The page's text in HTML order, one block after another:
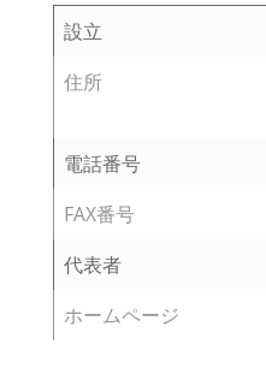
設立
住所
電話番号
FAX番号
代表者
ホームページ